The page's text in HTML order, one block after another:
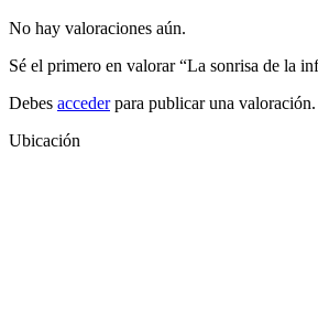
No hay valoraciones aún.
Sé el primero en valorar “La sonrisa de la
Debes accederpara publicar una valoración.
Ubicación